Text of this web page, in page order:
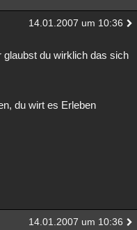
14.01.2007 um 10:36
glaubst du wirklich das sich
du wirt es Erleben
14.01.2007 um 10:36